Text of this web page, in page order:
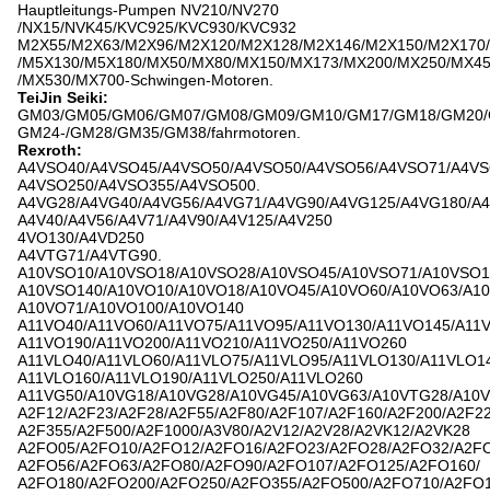
Hauptleitungs-Pumpen NV210/NV270
/NX15/NVK45/KVC925/KVC930/KVC932
M2X55/M2X63/M2X96/M2X120/M2X128/M2X146/M2X150/
/M5X130/M5X180/MX50/MX80/MX150/MX173/MX200/MX250/
/MX530/MX700-Schwingen-Motoren.
TeiJin Seiki:
GM03/GM05/GM06/GM07/GM08/GM09/GM10/GM17/GM18/
GM24-/GM28/GM35/GM38/fahrmotoren.
Rexroth:
A4VSO40/A4VSO45/A4VSO50/A4VSO50/A4VSO56/A4VSO71/
A4VSO250/A4VSO355/A4VSO500.
A4VG28/A4VG40/A4VG56/A4VG71/A4VG90/A4VG125/A4VG180/
A4V40/A4V56/A4V71/A4V90/A4V125/A4V250
4VO130/A4VD250
A4VTG71/A4VTG90.
A10VSO10/A10VSO18/A10VSO28/A10VSO45/A10VSO71/
A10VSO140/A10VO10/A10VO18/A10VO45/A10VO60/A10VO63/
A10VO71/A10VO100/A10VO140
A11VO40/A11VO60/A11VO75/A11VO95/A11VO130/A11VO145/
A11VO190/A11VO200/A11VO210/A11VO250/A11VO260
A11VLO40/A11VLO60/A11VLO75/A11VLO95/A11VLO130/
A11VLO160/A11VLO190/A11VLO250/A11VLO260
A11VG50/A10VG18/A10VG28/A10VG45/A10VG63/A10VTG28/
A2F12/A2F23/A2F28/A2F55/A2F80/A2F107/A2F160/A2F200/
A2F355/A2F500/A2F1000/A3V80/A2V12/A2V28/A2VK12/A2VK28
A2FO05/A2FO10/A2FO12/A2FO16/A2FO23/A2FO28/A2FO32/
A2FO56/A2FO63/A2FO80/A2FO90/A2FO107/A2FO125/A2FO160/
A2FO180/A2FO200/A2FO250/A2FO355/A2FO500/A2FO710/